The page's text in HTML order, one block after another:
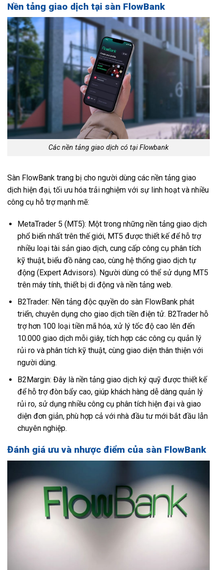
Nền tảng giao dịch tại sàn FlowBank
Các nền tảng giao dịch có tại Flowbank
Sàn FlowBank trang bị cho người dùng các nền tảng giao
dịch hiện đại, tối ưu hóa trải nghiệm với sự linh hoạt và nhiều
công cụ hỗ trợ mạnh mẽ:
MetaTrader 5 (MT5): Một trong những nền tảng giao dịch
phổ biến nhất trên thế giới, MT5 được thiết kế để hỗ trợ
nhiều loại tài sản giao dịch, cung cấp công cụ phân tích
kỹ thuật, biểu đồ nâng cao, cùng hệ thống giao dịch tự
động (Expert Advisors). Người dùng có thể sử dụng MT5
trên máy tính, thiết bị di động và nền tảng web.
B2Trader: Nền tảng độc quyền do sàn FlowBank phát
triển, chuyên dụng cho giao dịch tiền điện tử. B2Trader hỗ
trợ hơn 100 loại tiền mã hóa, xử lý tốc độ cao lên đến
10.000 giao dịch mỗi giây, tích hợp các công cụ quản lý
rủi ro và phân tích kỹ thuật, cùng giao diện thân thiện với
người dùng.
B2Margin: Đây là nền tảng giao dịch ký quỹ được thiết kế
để hỗ trợ đòn bẩy cao, giúp khách hàng dễ dàng quản lý
rủi ro, sử dụng nhiều công cụ phân tích hiện đại và giao
diện đơn giản, phù hợp cả với nhà đầu tư mới bắt đầu lẫn
chuyên nghiệp.
Đánh giá ưu và nhược điểm của sàn FlowBank